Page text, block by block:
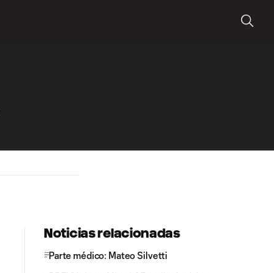
Noticias relacionadas
Parte médico: Mateo Silvetti